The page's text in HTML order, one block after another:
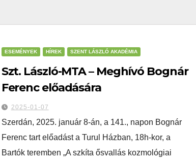
ESEMÉNYEK HÍREK SZENT LÁSZLÓ AKADÉMIA
Szt. László-MTA – Meghívó Bognár
Ferenc előadására
2025-01-07
Szerdán, 2025. január 8-án, a 141., napon Bognár
Ferenc tart előadást a Turul Házban, 18h-kor, a
Bartók teremben „A szkíta ősvallás kozmológiai